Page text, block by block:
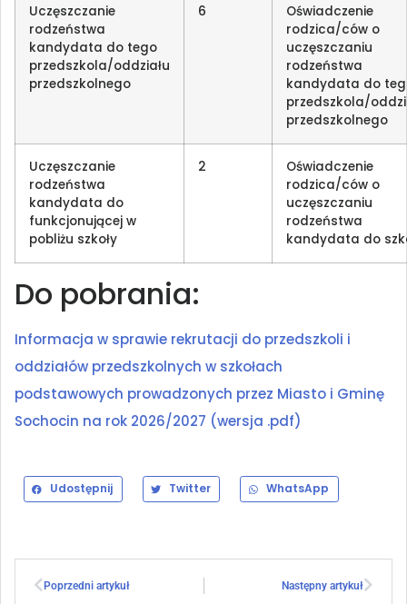
Uczęszczanie
rodzeństwa
kandydata do tego
przedszkola/oddziału
przedszkolnego
6
Oświadczenie
rodzica/ców o
uczęszczaniu
rodzeństwa
kandydata do
przedszkola/
przedszkolnego
Uczęszczanie
rodzeństwa
kandydata do
funkcjonującej w
pobliżu szkoły
2
Oświadczenie
rodzica/ców o
uczęszczaniu
rodzeństwa
kandydata do
Do pobrania:
Informacja w sprawie rekrutacji do przedszkoli i
oddziałów przedszkolnych w szkołach
podstawowych prowadzonych przez Miasto i Gminę
Sochocin na rok 2026/2027 (wersja .pdf)
Udostępnij Twitter WhatsApp
Poprzedni artykuł Następny artykuł